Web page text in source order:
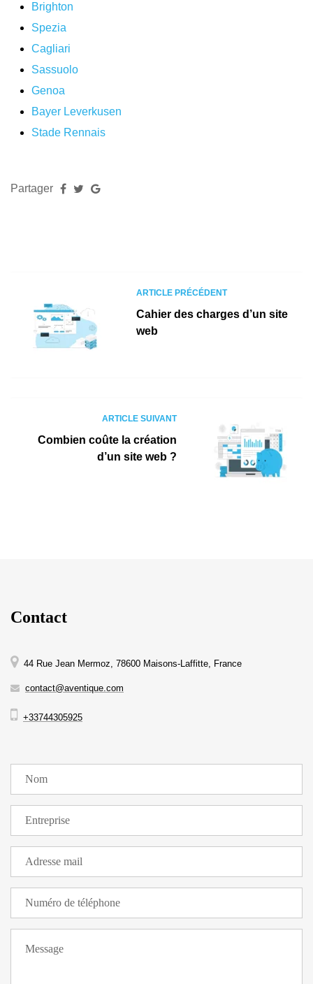
Brighton
Spezia
Cagliari
Sassuolo
Genoa
Bayer Leverkusen
Stade Rennais
Partager
ARTICLE PRÉCÉDENT
Cahier des charges d’un site
web
ARTICLE SUIVANT
Combien coûte la création
d’un site web ?
Contact
44 Rue Jean Mermoz, 78600 Maisons-Laffitte, France
contact@aventique.com
+33744305925